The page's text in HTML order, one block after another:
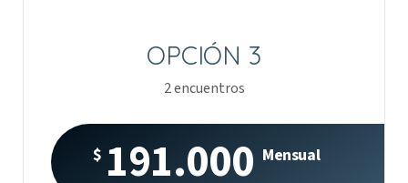
OPCIÓN 3
2 encuentros
$ 191.000 Mensual